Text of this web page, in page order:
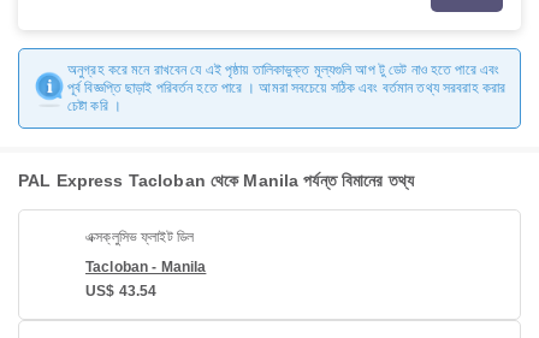
অনুগ্রহ করে মনে রাখবেন যে এই পৃষ্ঠায় তালিকাভুক্ত মূল্যগুলি আপ টু ডেট নাও হতে পারে এবং
পূর্ব বিজ্ঞপ্তি ছাড়াই পরিবর্তন হতে পারে । আমরা সবচেয়ে সঠিক এবং বর্তমান তথ্য সরবরাহ করার
চেষ্টা করি ।
PAL Express Tacloban থেকে Manila পর্যন্ত বিমানের তথ্য
এক্সক্লুসিভ ফ্লাইট ডিল
Tacloban - Manila
US$ 43.54